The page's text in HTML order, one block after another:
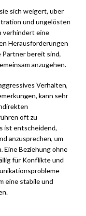
sich weigert, über
und ungelösten
verhindert eine
Herausforderungen
Partner bereit sind,
anzugehen.
Verhalten,
kann sehr
oft zu
ist entscheidend,
anzusprechen, um
Eine Beziehung ohne
für Konflikte und
eine stabile und